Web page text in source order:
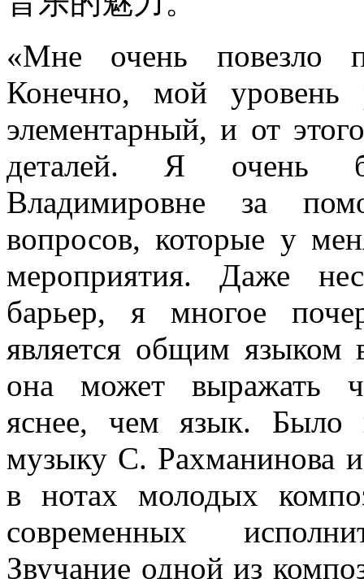
«Мне очень повезло
Конечно, мой уровень
элементарный, и от
деталей. Я очень
Владимировне за
вопросов, которые у
мероприятия. Даже
барьер, я многое
является общим языком
она может выражать
яснее, чем язык. Было
музыку С. Рахманинова
в нотах молодых
современных
Звучание одной из